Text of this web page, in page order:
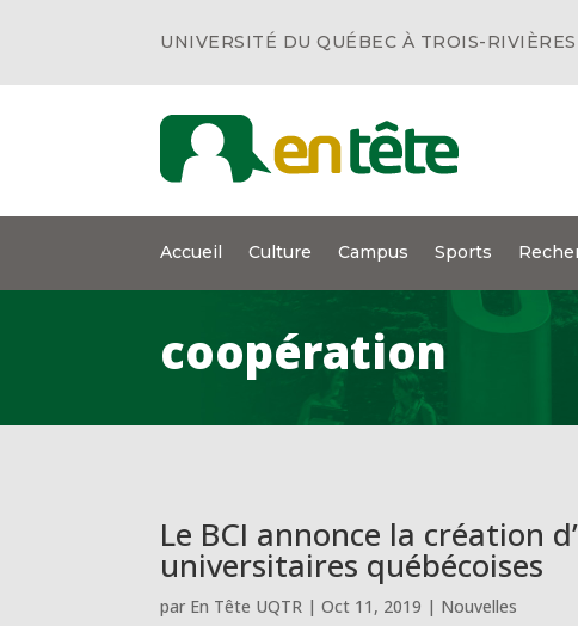
UNIVERSITÉ DU QUÉBEC À TROIS-RIVIÈRES
Accueil Culture Campus Sports
coopération
Le BCI annonce la création
universitaires québécoises
par En Tête UQTR |Oct 11, 2019 | Nouvelles